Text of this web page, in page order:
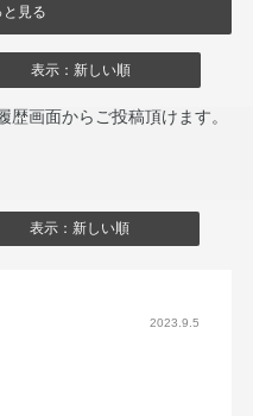
と見る
表示：新しい順
画面からご投稿頂けます。
表示：新しい順
2023.9.5